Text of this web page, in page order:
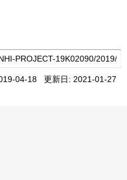
04-18 更新日: 2021-01-27